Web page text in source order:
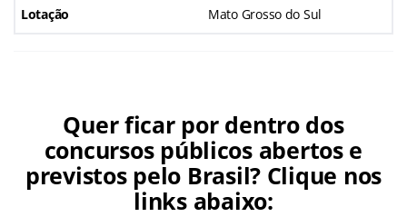
Lotação Mato Grosso do Sul
Quer ficar por dentro dos
concursos públicos abertos e
previstos pelo Brasil? Clique nos
links abaixo: